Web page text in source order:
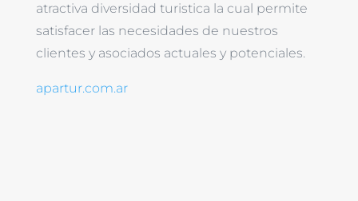
atractiva diversidad turistica la cual permite
satisfacer las necesidades de nuestros
clientes y asociados actuales y potenciales.
apartur.com.ar